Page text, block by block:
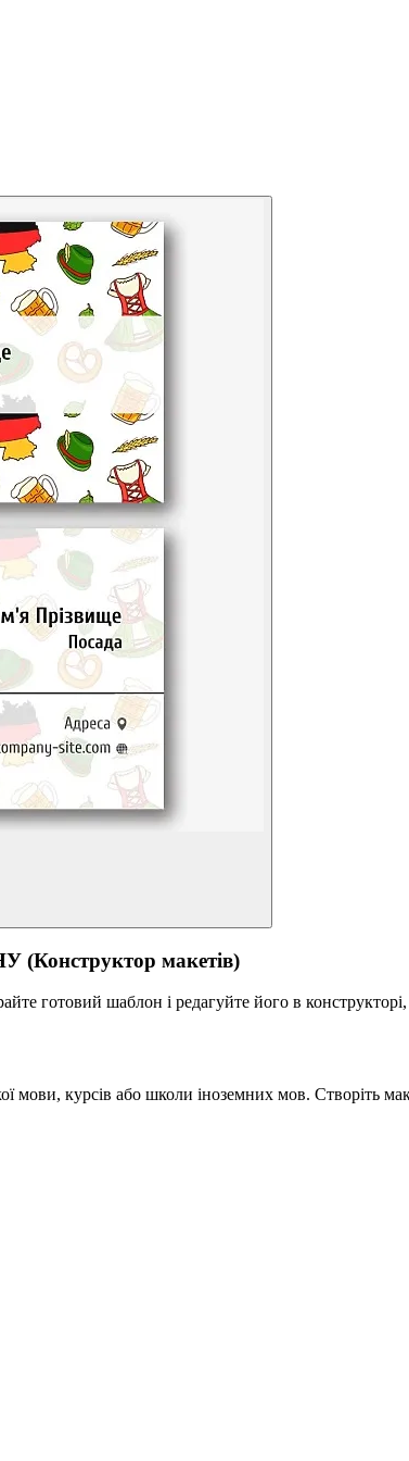
макетів)
готовий шаблон і редагуйте його в
мови, курсів або школи іноземних мов. Створіть